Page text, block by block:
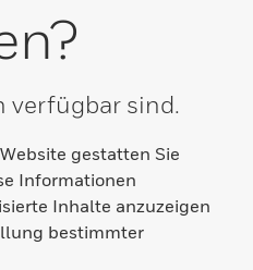
verfügbar sind.
gestatten Sie
Informationen
Inhalte anzuzeigen
bestimmter